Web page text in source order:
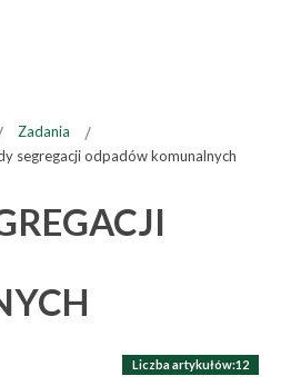
Zadania
segregacji odpadów komunalnych
Liczba artykułów:12